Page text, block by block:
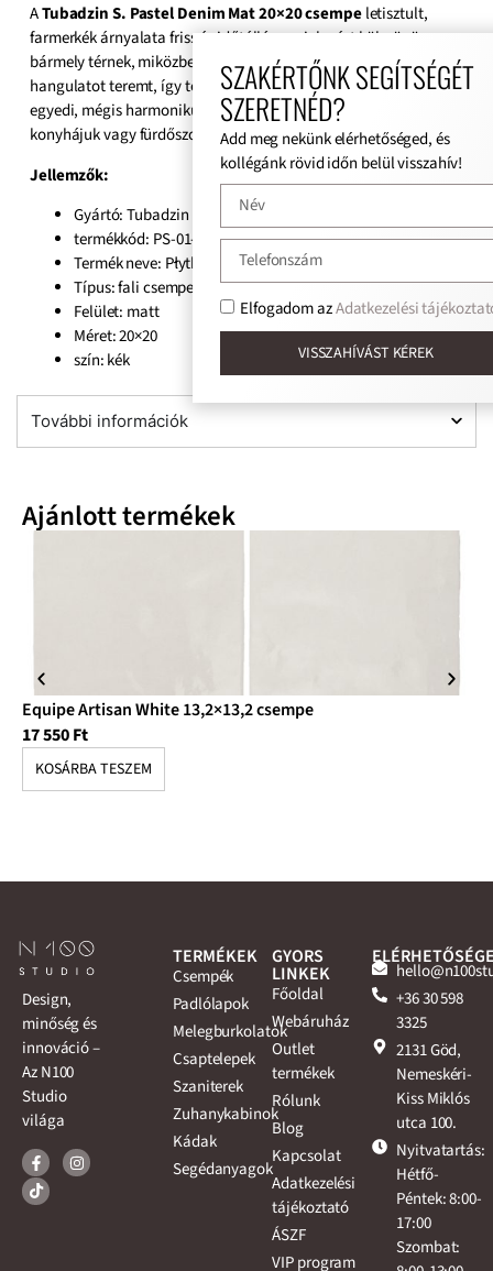
ATubadzin S. Pastel Denim Mat 20×20 csempeletisztult,
farmerkék árnyalata friss és időtálló megjelenést kölcsönöz
bármely térnek, miközben matt felülete elegáns, modern
hangulatot teremt, így tökéletes választás azok számára, akik
egyedi, mégis harmonikus dizájnnal szeretnék feldobni
konyhájuk vagy fürdőszobájuk látványát.
Jellemzők:
Gyártó: Tubadzin
termékkód: PS-01-136-0200-0200-1-378
Termék neve: Płytka ścienna Pastel Denim MAT
Típus: fali csempe
Felület: matt
Méret: 20×20
szín: kék
További információk
Ajánlott termékek
Equipe Artisan White 13,2×13,2 csempe
17 550Ft
KOSÁRBA TESZEM
Design,
minőség és
innováció –
Az N100
Studio
világa
TERMÉKEK
Csempék
Padlólapok
Melegburkolatok
Csaptelepek
Szaniterek
Zuhanykabinok
Kádak
Segédanyagok
GYORS
LINKEK
Főoldal
Webáruház
Outlet
termékek
Rólunk
Blog
Kapcsolat
Adatkezelési
tájékoztató
ÁSZF
VIP program
+36 30 598
3325
2131 Göd,
Nemeskéri-
Kiss Miklós
utca 100.
Nyitvatartás:
Hétfő-
Péntek: 8:00-
17:00
Szombat:
SZAKÉRTŐNK SEGÍTSÉGÉT
SZERETNÉD?
Add meg nekünk elérhetőséged, és
kollégánk rövid időn belül visszahív!
Elfogadom azAdatkezelési
VISSZAHÍVÁST KÉREK